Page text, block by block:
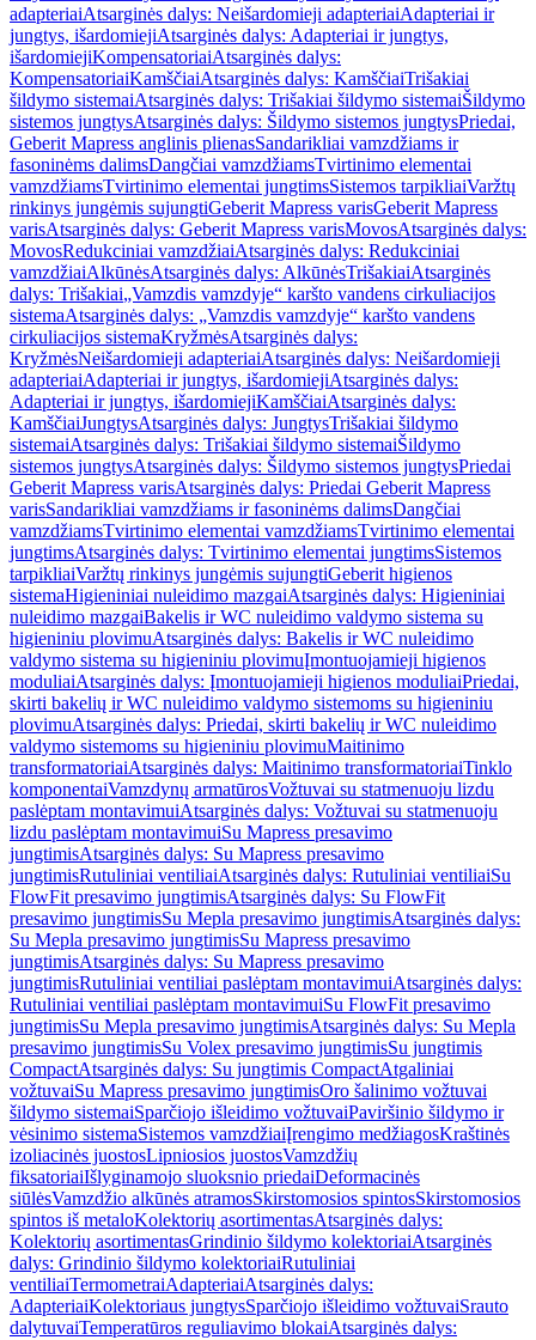
adapteriaiAtsarginės dalys: Neišardomieji adapteriaiAdapteriai ir
jungtys, išardomiejiAtsarginės dalys: Adapteriai ir jungtys,
išardomiejiKompensatoriaiAtsarginės dalys:
KompensatoriaiKamščiaiAtsarginės dalys: KamščiaiTrišakiai
šildymo sistemaiAtsarginės dalys: Trišakiai šildymo sistemaiŠildymo
sistemos jungtysAtsarginės dalys: Šildymo sistemos jungtysPriedai,
Geberit Mapress anglinis plienasSandarikliai vamzdžiams ir
fasoninėms dalimsDangčiai vamzdžiamsTvirtinimo elementai
vamzdžiamsTvirtinimo elementai jungtimsSistemos tarpikliaiVaržtų
rinkinys jungėmis sujungtiGeberit Mapress varisGeberit Mapress
varisAtsarginės dalys: Geberit Mapress varisMovosAtsarginės dalys:
MovosRedukciniai vamzdžiaiAtsarginės dalys: Redukciniai
vamzdžiaiAlkūnėsAtsarginės dalys: AlkūnėsTrišakiaiAtsarginės
dalys: Trišakiai„Vamzdis vamzdyje“ karšto vandens cirkuliacijos
sistemaAtsarginės dalys: „Vamzdis vamzdyje“ karšto vandens
cirkuliacijos sistemaKryžmėsAtsarginės dalys:
KryžmėsNeišardomieji adapteriaiAtsarginės dalys: Neišardomieji
adapteriaiAdapteriai ir jungtys, išardomiejiAtsarginės dalys:
Adapteriai ir jungtys, išardomiejiKamščiaiAtsarginės dalys:
KamščiaiJungtysAtsarginės dalys: JungtysTrišakiai šildymo
sistemaiAtsarginės dalys: Trišakiai šildymo sistemaiŠildymo
sistemos jungtysAtsarginės dalys: Šildymo sistemos jungtysPriedai
Geberit Mapress varisAtsarginės dalys: Priedai Geberit Mapress
varisSandarikliai vamzdžiams ir fasoninėms dalimsDangčiai
vamzdžiamsTvirtinimo elementai vamzdžiamsTvirtinimo elementai
jungtimsAtsarginės dalys: Tvirtinimo elementai jungtimsSistemos
tarpikliaiVaržtų rinkinys jungėmis sujungtiGeberit higienos
sistemaHigieniniai nuleidimo mazgaiAtsarginės dalys: Higieniniai
nuleidimo mazgaiBakelis ir WC nuleidimo valdymo sistema su
higieniniu plovimuAtsarginės dalys: Bakelis ir WC nuleidimo
valdymo sistema su higieniniu plovimuĮmontuojamieji higienos
moduliaiAtsarginės dalys: Įmontuojamieji higienos moduliaiPriedai,
skirti bakelių ir WC nuleidimo valdymo sistemoms su higieniniu
plovimuAtsarginės dalys: Priedai, skirti bakelių ir WC nuleidimo
valdymo sistemoms su higieniniu plovimuMaitinimo
transformatoriaiAtsarginės dalys: Maitinimo transformatoriaiTinklo
komponentaiVamzdynų armatūrosVožtuvai su statmenuoju lizdu
paslėptam montavimuiAtsarginės dalys: Vožtuvai su statmenuoju
lizdu paslėptam montavimuiSu Mapress presavimo
jungtimisAtsarginės dalys: Su Mapress presavimo
jungtimisRutuliniai ventiliaiAtsarginės dalys: Rutuliniai ventiliaiSu
FlowFit presavimo jungtimisAtsarginės dalys: Su FlowFit
presavimo jungtimisSu Mepla presavimo jungtimisAtsarginės dalys:
Su Mepla presavimo jungtimisSu Mapress presavimo
jungtimisAtsarginės dalys: Su Mapress presavimo
jungtimisRutuliniai ventiliai paslėptam montavimuiAtsarginės dalys:
Rutuliniai ventiliai paslėptam montavimuiSu FlowFit presavimo
jungtimisSu Mepla presavimo jungtimisAtsarginės dalys: Su Mepla
presavimo jungtimisSu Volex presavimo jungtimisSu jungtimis
CompactAtsarginės dalys: Su jungtimis CompactAtgaliniai
vožtuvaiSu Mapress presavimo jungtimisOro šalinimo vožtuvai
šildymo sistemaiSparčiojo išleidimo vožtuvaiPaviršinio šildymo ir
vėsinimo sistemaSistemos vamzdžiaiĮrengimo medžiagosKraštinės
izoliacinės juostosLipniosios juostosVamzdžių
fiksatoriaiIšlyginamojo sluoksnio priedaiDeformacinės
siūlėsVamzdžio alkūnės atramosSkirstomosios spintosSkirstomosios
spintos iš metaloKolektorių asortimentasAtsarginės dalys:
Kolektorių asortimentasGrindinio šildymo kolektoriaiAtsarginės
dalys: Grindinio šildymo kolektoriaiRutuliniai
ventiliaiTermometraiAdapteriaiAtsarginės dalys:
AdapteriaiKolektoriaus jungtysSparčiojo išleidimo vožtuvaiSrauto
dalytuvaiTemperatūros reguliavimo blokaiAtsarginės dalys: